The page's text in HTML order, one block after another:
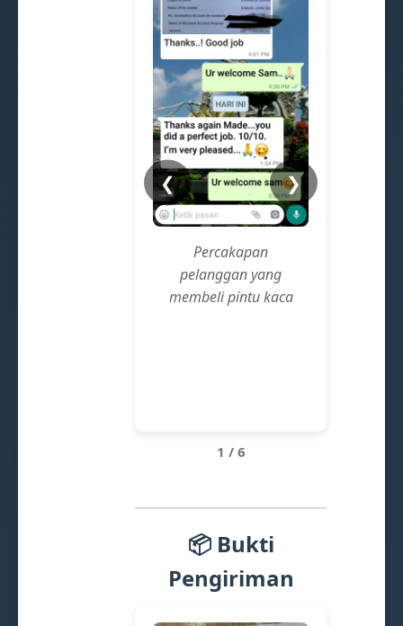
Percakapan
pelanggan yang
membeli pintu kaca
❮ ❯
1 / 6
📦 Bukti
Pengiriman